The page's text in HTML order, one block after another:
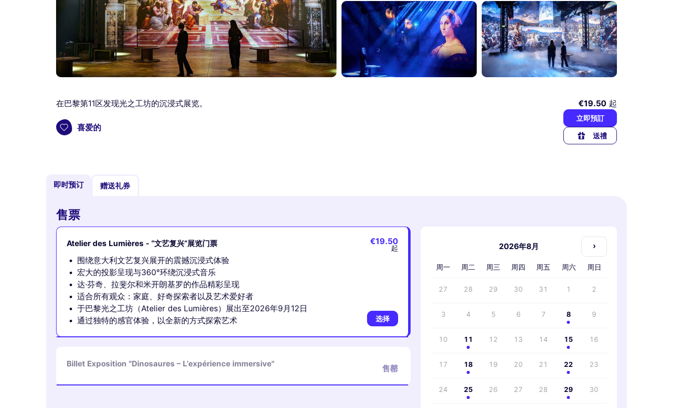
在巴黎第11区发现光之工坊的沉浸式展览。
喜爱的
€19.50 起
立即預訂
送禮
即时预订 赠送礼券
售票
Atelier des Lumières - “文艺复兴”展览门票
围绕意大利文艺复兴展开的震撼沉浸式体验
宏大的投影呈现与360°环绕沉浸式音乐
达·芬奇、拉斐尔和米开朗基罗的作品精彩呈现
适合所有观众：家庭、好奇探索者以及艺术爱好者
于巴黎光之工坊（Atelier des Lumières）展出至2026年9月12日
通过独特的感官体验，以全新的方式探索艺术
€19.50
起
选择
Billet Exposition "Dinosaures – L’expérience immersive" 售罄
2026年8月 ›
周一 周二 周三 周四 周五 周六 周日
27 28 29 30 31 1 2
3 4 5 6 7 8 9
10 11 12 13 14 15 16
17 18 19 20 21 22 23
24 25 26 27 28 29 30